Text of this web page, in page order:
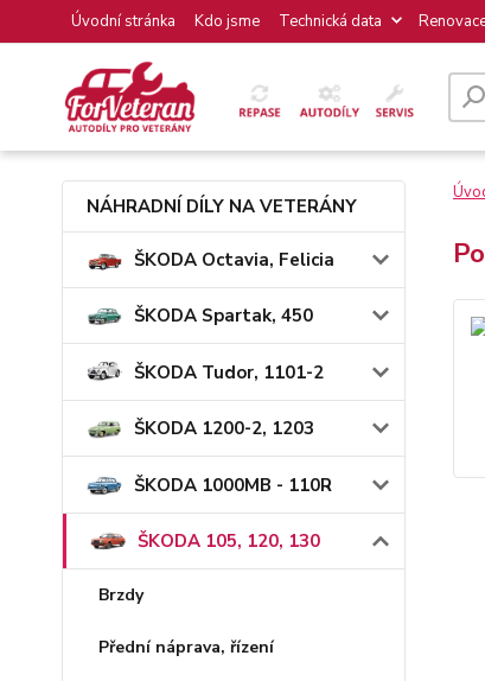
Úvodní stránka Kdo jsme Technická data
NÁHRADNÍ DÍLY NA VETERÁNY
ŠKODA Octavia, Felicia
ŠKODA Spartak, 450
ŠKODA Tudor, 1101-2
ŠKODA 1200-2, 1203
ŠKODA 1000MB - 110R
ŠKODA 105, 120, 130
Brzdy
Přední náprava, řízení